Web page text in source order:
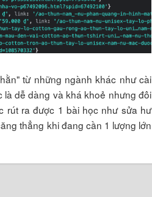
từ những ngành khác như cài
là dễ dàng và khá khoẻ nhưng đôi
rút ra được 1 bài học như sửa hư
thẳng khi đang cần 1 lượng lớn